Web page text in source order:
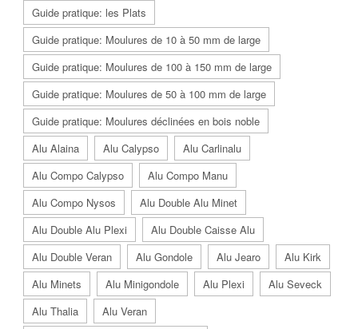
Guide pratique: les Plats
Guide pratique: Moulures de 10 à 50 mm de large
Guide pratique: Moulures de 100 à 150 mm de large
Guide pratique: Moulures de 50 à 100 mm de large
Guide pratique: Moulures déclinées en bois noble
Alu Alaina
Alu Calypso
Alu Carlinalu
Alu Compo Calypso
Alu Compo Manu
Alu Compo Nysos
Alu Double Alu Minet
Alu Double Alu Plexi
Alu Double Caisse Alu
Alu Double Veran
Alu Gondole Alu Jearo
Alu Kirk
Alu Minets
Alu Minigondole Alu Plexi
Alu Seveck
Alu Thalia
Alu Veran